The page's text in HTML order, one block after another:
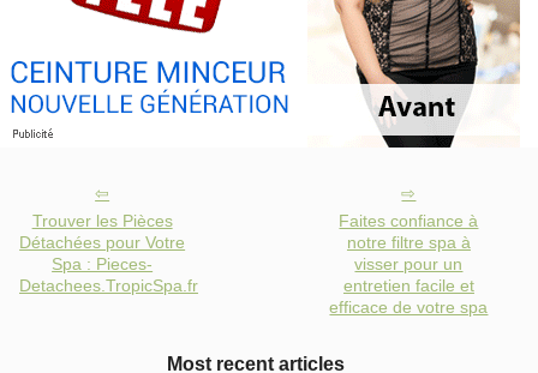
Trouver les Pièces
Détachées pour Votre
Spa : Pieces-
Detachees.TropicSpa.fr
Faites confiance à
notre filtre spa à
visser pour un
entretien facile et
efficace de votre spa
Most recent articles